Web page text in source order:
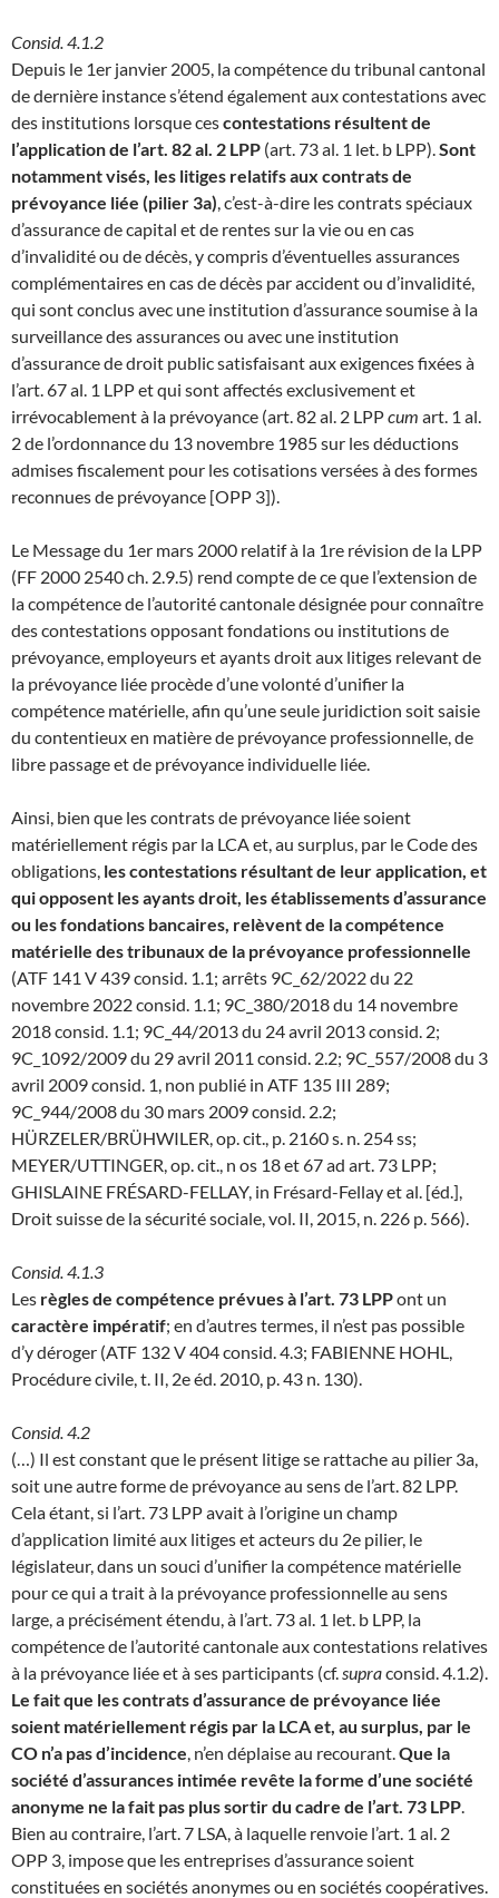
Consid. 4.1.2
Depuis le 1er janvier 2005, la compétence du tribunal cantonal
de dernière instance s’étend également aux contestations avec
des institutions lorsque cescontestations résultent de
l’application de l’art. 82 al. 2 LPP (art. 73 al. 1 let. b LPP). Sont
notamment visés, les litiges relatifs aux contrats de
prévoyance liée (pilier 3a) , c’est-à-dire les contrats spéciaux
d’assurance de capital et de rentes sur la vie ou en cas
d’invalidité ou de décès, y compris d’éventuelles assurances
complémentaires en cas de décès par accident ou d’invalidité,
qui sont conclus avec une institution d’assurance soumise à la
surveillance des assurances ou avec une institution
d’assurance de droit public satisfaisant aux exigences fixées à
l’art. 67 al. 1 LPP et qui sont affectés exclusivement et
irrévocablement à la prévoyance (art. 82 al. 2 LPPcum art. 1 al.
2 de l’ordonnance du 13 novembre 1985 sur les déductions
admises fiscalement pour les cotisations versées à des formes
reconnues de prévoyance [OPP 3]).
Le Message du 1er mars 2000 relatif à la 1re révision de la LPP
(FF 2000 2540 ch. 2.9.5) rend compte de ce que l’extension de
la compétence de l’autorité cantonale désignée pour connaître
des contestations opposant fondations ou institutions de
prévoyance, employeurs et ayants droit aux litiges relevant de
la prévoyance liée procède d’une volonté d’unifier la
compétence matérielle, afin qu’une seule juridiction soit saisie
du contentieux en matière de prévoyance professionnelle, de
libre passage et de prévoyance individuelle liée.
Ainsi, bien que les contrats de prévoyance liée soient
matériellement régis par la LCA et, au surplus, par le Code des
obligations, les contestations résultant de leur application, et
qui opposent les ayants droit, les établissements d’assurance
ou les fondations bancaires, relèvent de la compétence
matérielle des tribunaux de la prévoyance professionnelle
(ATF 141 V 439 consid. 1.1; arrêts 9C_62/2022 du 22
novembre 2022 consid. 1.1; 9C_380/2018 du 14 novembre
2018 consid. 1.1; 9C_44/2013 du 24 avril 2013 consid. 2;
9C_1092/2009 du 29 avril 2011 consid. 2.2; 9C_557/2008 du 3
avril 2009 consid. 1, non publié in ATF 135 III 289;
9C_944/2008 du 30 mars 2009 consid. 2.2;
HÜRZELER/BRÜHWILER, op. cit., p. 2160 s. n. 254 ss;
MEYER/UTTINGER, op. cit., n os 18 et 67 ad art. 73 LPP;
GHISLAINE FRÉSARD-FELLAY, in Frésard-Fellay et al. [éd.],
Droit suisse de la sécurité sociale, vol. II, 2015, n. 226 p. 566).
Consid. 4.1.3
Les règles de compétence prévues à l’art. 73 LPPont un
caractère impératif; en d’autres termes, il n’est pas possible
d’y déroger (ATF 132 V 404 consid. 4.3; FABIENNE HOHL,
Procédure civile, t. II, 2e éd. 2010, p. 43 n. 130).
Consid. 4.2
(…) Il est constant que le présent litige se rattache au pilier 3a,
soit une autre forme de prévoyance au sens de l’art. 82 LPP.
Cela étant, si l’art. 73 LPP avait à l’origine un champ
d’application limité aux litiges et acteurs du 2e pilier, le
législateur, dans un souci d’unifier la compétence matérielle
pour ce qui a trait à la prévoyance professionnelle au sens
large, a précisément étendu, à l’art. 73 al. 1 let. b LPP, la
compétence de l’autorité cantonale aux contestations relatives
à la prévoyance liée et à ses participants (cf. supraconsid. 4.1.2).
Le fait que les contrats d’assurance de prévoyance liée
soient matériellement régis par la LCA et, au surplus, par le
CO n’a pas d’incidence , n’en déplaise au recourant. Que la
société d’assurances intimée revête la forme d’une société
anonyme ne la fait pas plus sortir du cadre de l’art. 73 LPP
Bien au contraire, l’art. 7 LSA, à laquelle renvoie l’art. 1 al. 2
OPP 3, impose que les entreprises d’assurance soient
constituées en sociétés anonymes ou en sociétés coopératives.